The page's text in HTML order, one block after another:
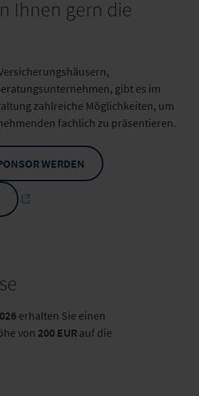
Ihnen gern die
gibt es im
zahlreiche Möglichkeiten, um
fachlich zu präsentieren.
WERDEN
erhalten Sie einen
von 200 EUR auf die